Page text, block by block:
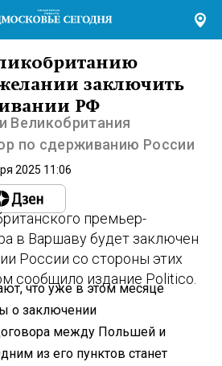
заключить
РФ
Великобритания
по сдерживанию России
2025 11:06
премьер-
в Варшаву будет заключен
России со стороны этих
сообщило издание Politico.
что уже в этом месяце
о заключении
между Польшей и
из его пунктов станет